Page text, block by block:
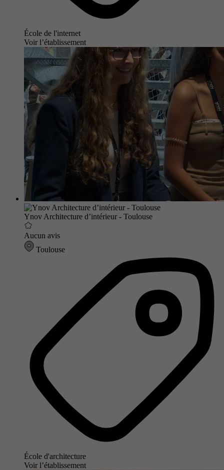
École de l'internet
Voir l’établissement
Ynov Architecture d’intérieur - Toulouse
Aucun avis
Toulouse
École d'architecture
Voir l’établissement